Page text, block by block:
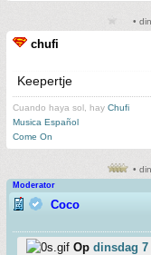
•
chufi
Keepertje
Cuando haya sol, hay Chufi
Musica Español
Come On
•
Moderator
Coco
Op dinsdag 7